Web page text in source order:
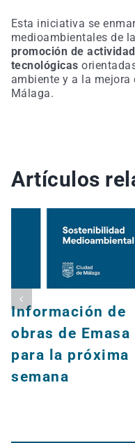
Esta iniciativa se
medioambientales de
promoción de
tecnológicas
ambiente y a la
Málaga.
Artículos
Información de
obras de Emasa
para la próxima
semana